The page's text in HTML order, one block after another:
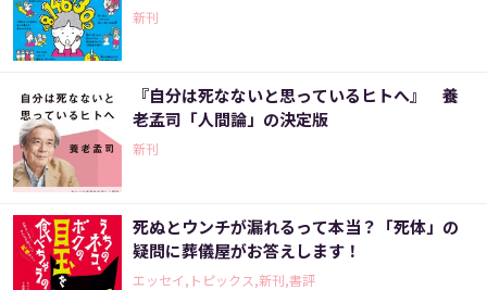
新刊
『自分は死なないと思っているヒトへ』 養
老孟司「人間論」の決定版
新刊
死ぬとウンチが漏れるって本当？「死体」の
疑問に葬儀屋がお答えします！
エッセイ,トピックス,新刊,書評